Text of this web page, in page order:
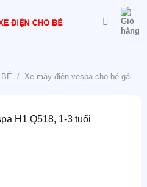
/ Xe máy điện vespa cho bé gái